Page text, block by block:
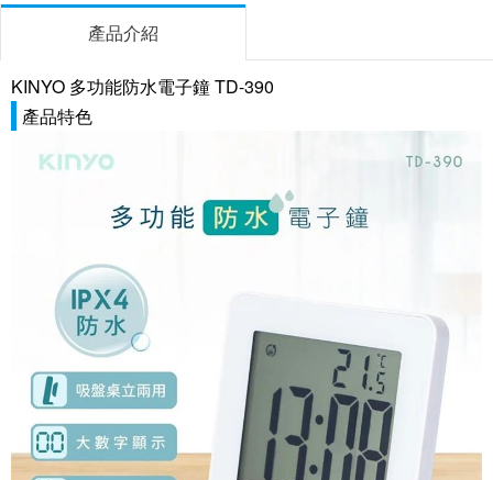
產品介紹
KINYO 多功能防水電子鐘 TD-390
產品特色